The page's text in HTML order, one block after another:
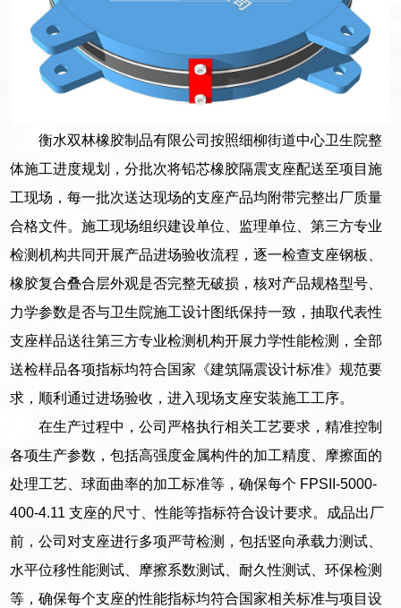
衡水双林橡胶制品有限公司按照细柳街道中心卫生院整
体施工进度规划，分批次将铅芯橡胶隔震支座配送至项目施
工现场，每一批次送达现场的支座产品均附带完整出厂质量
合格文件。施工现场组织建设单位、监理单位、第三方专业
检测机构共同开展产品进场验收流程，逐一检查支座钢板、
橡胶复合叠合层外观是否完整无破损，核对产品规格型号、
力学参数是否与卫生院施工设计图纸保持一致，抽取代表性
支座样品送往第三方专业检测机构开展力学性能检测，全部
送检样品各项指标均符合国家《建筑隔震设计标准》规范要
求，顺利通过进场验收，进入现场支座安装施工工序。
在生产过程中，公司严格执行相关工艺要求，精准控制
各项生产参数，包括高强度金属构件的加工精度、摩擦面的
处理工艺、球面曲率的加工标准等，确保每个 FPSII-5000-
400-4.11 支座的尺寸、性能等指标符合设计要求。成品出厂
前，公司对支座进行多项严苛检测，包括竖向承载力测试、
水平位移性能测试、摩擦系数测试、耐久性测试、环保检测
等，确保每个支座的性能指标均符合国家相关标准与项目设